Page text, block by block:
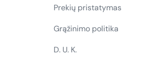
Prekių pristatymas
Grąžinimo politika
D. U. K.